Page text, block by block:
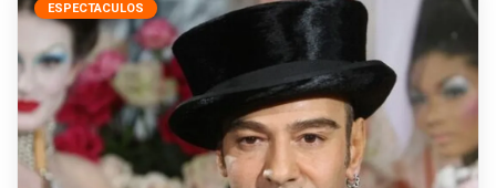
ESPECTACULOS